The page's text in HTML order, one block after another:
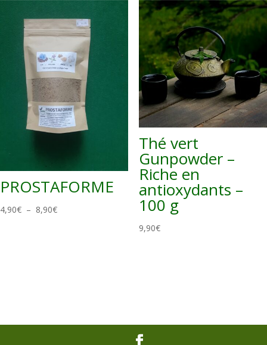
PROSTAFORME
4,90€ – 8,90€Plage
Thé vert
Gunpowder –
Riche en
antioxydants –
100 g
9,90€